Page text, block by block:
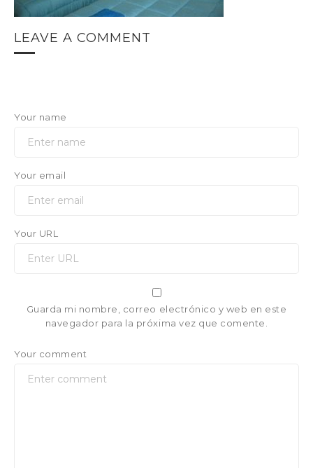
LEAVE A COMMENT
Your name
Your email
Your URL
Guarda mi nombre, correo electrónico y web en este
navegador para la próxima vez que comente.
Your comment